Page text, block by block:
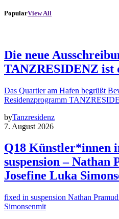
PopularView All
Die neue
TANZRESIDENZ ist
Das Quartier am Hafen begrüßt
Residenzprogramm
byTanzresidenz
7. August 2026
Q18 Künstler*innen
suspension –
Josefine Luka
fixed in suspension Nathan
Simonsenmit